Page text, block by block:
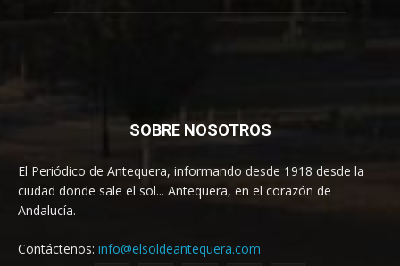
SOBRE NOSOTROS
El Periódico de Antequera, informando desde 1918 desde la
ciudad donde sale el sol... Antequera, en el corazón de
Andalucía.
Contáctenos: info@elsoldeantequera.com